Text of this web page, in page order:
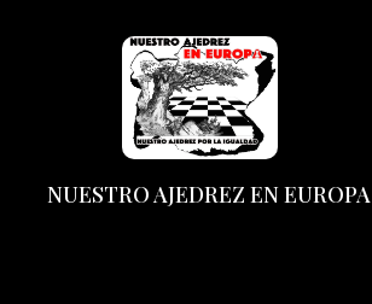
NUESTRO AJEDREZ EN EUROPA